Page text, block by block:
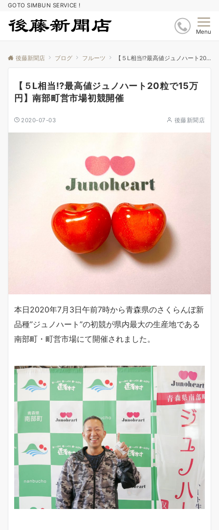
GOTO SIMBUN SERVICE !
Menu
後藤新聞店 ブログ フルーツ 【５L相当!?最高値ジュノハート20粒で15万円】南部町営市場初競開催
【５L相当!?最高値ジュノハート20粒で15万
円】南部町営市場初競開催
2020-07-03 後藤新聞店
本日2020年7月3日午前7時から青森県のさくらんぼ新
品種”ジュノハート”の初競が県内最大の生産地である
南部町・町営市場にて開催されました。